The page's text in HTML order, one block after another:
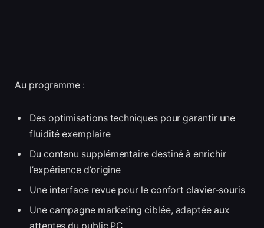
Au programme :
Des optimisations techniques pour garantir une
fluidité exemplaire
Du contenu supplémentaire destiné à enrichir
l’expérience d’origine
Une interface revue pour le confort clavier-souris
Une campagne marketing ciblée, adaptée aux